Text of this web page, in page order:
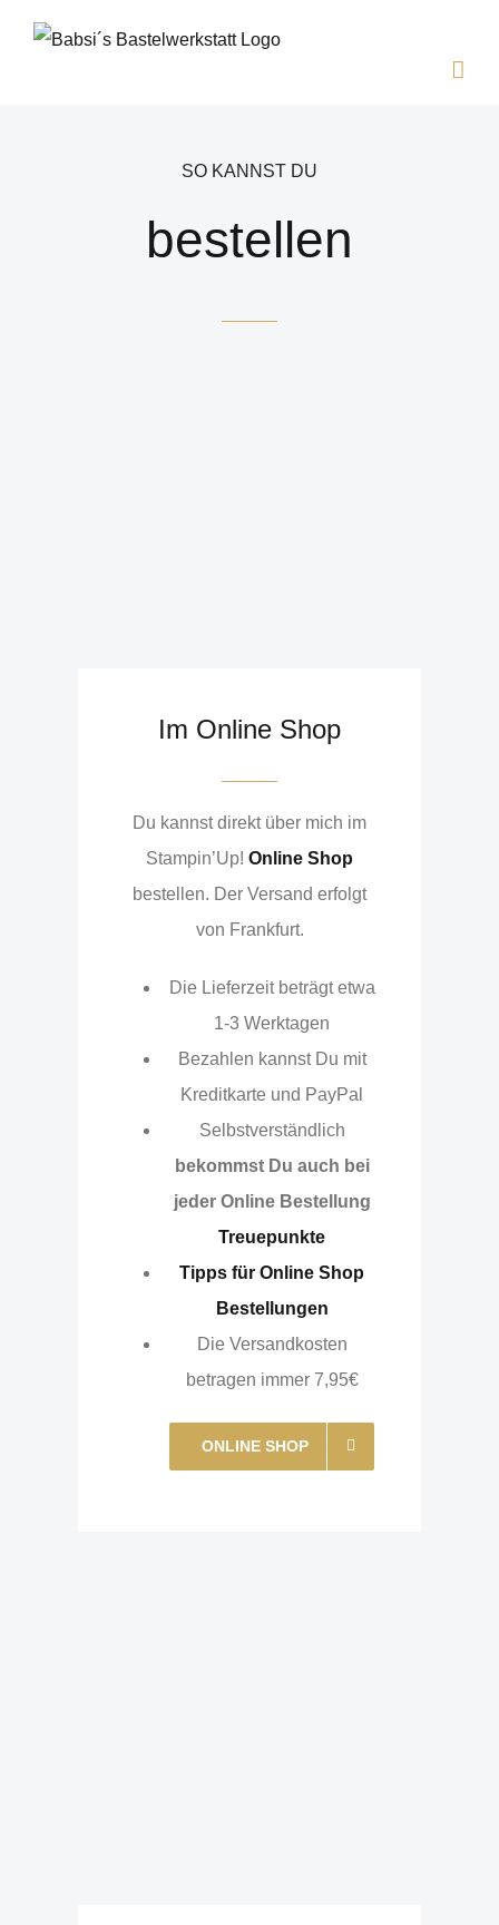
SO KANNST DU
bestellen
Im Online Shop
Du kannst direkt über mich im
Stampin’Up! Online Shop
bestellen. Der Versand erfolgt
von Frankfurt.
Die Lieferzeit beträgt etwa
1-3 Werktagen
Bezahlen kannst Du mit
Kreditkarte und PayPal
Selbstverständlich
bekommst Du auch bei
jeder Online Bestellung
Treuepunkte
Tipps für Online Shop
Bestellungen
Die Versandkosten
betragen immer 7,95€
ONLINE SHOP